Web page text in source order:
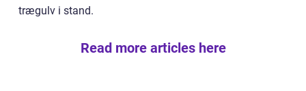
trægulv i stand.
Read more articles here